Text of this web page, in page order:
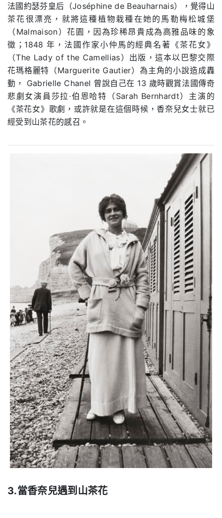
法國約瑟芬皇后（Joséphine de Beauharnais），覺得山
茶花很漂亮，就將這種植物栽種在她的馬勒梅松城堡
（Malmaison）花園，因為珍稀昂貴成為高雅品味的象
徵；1848 年，法國作家小仲馬的經典名著《茶花女》
（The Lady of the Camellias）出版，這本以巴黎交際
花瑪格麗特（Marguerite Gautier）為主角的小說造成轟
動， Gabrielle Chanel 曾說自己在 13 歲時觀賞法國傳奇
悲劇女演員莎拉·伯恩哈特（Sarah Bernhardt）主演的
《茶花女》歌劇，或許就是在這個時候，香奈兒女士就已
經受到山茶花的感召。
3.當香奈兒遇到山茶花